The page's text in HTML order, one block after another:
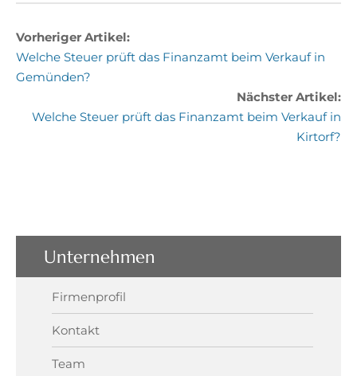
Vorheriger Artikel:
Welche Steuer prüft das Finanzamt beim Verkauf in
Gemünden?
Nächster Artikel:
Welche Steuer prüft das Finanzamt beim Verkauf in
Kirtorf?
Unternehmen
Firmenprofil
Kontakt
Team